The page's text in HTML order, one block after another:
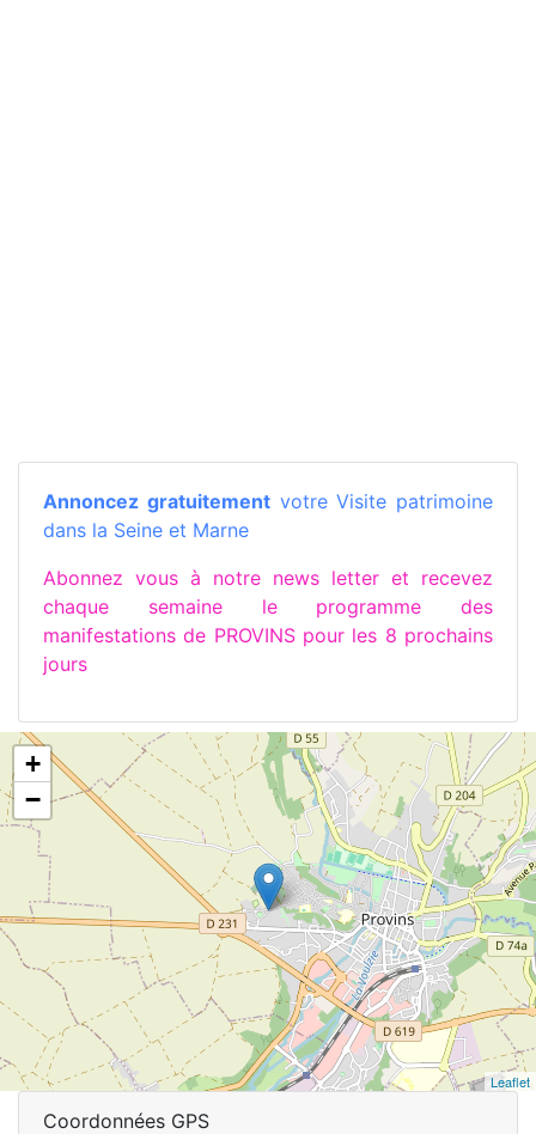
Annoncez gratuitementvotre Visite patrimoine
dans la Seine et Marne
Abonnez vous à notre news letter et recevez
chaque semaine le programme des
manifestations de PROVINS pour les 8 prochains
jours
+
−
Leaflet
Coordonnées GPS